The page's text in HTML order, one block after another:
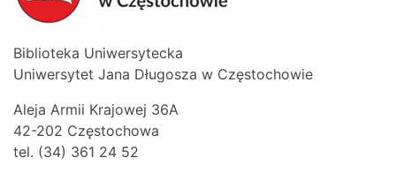
Biblioteka Uniwersytecka
Uniwersytet Jana Długosza w Częstochowie
Aleja Armii Krajowej 36A
42-202 Częstochowa
tel. (34) 361 24 52